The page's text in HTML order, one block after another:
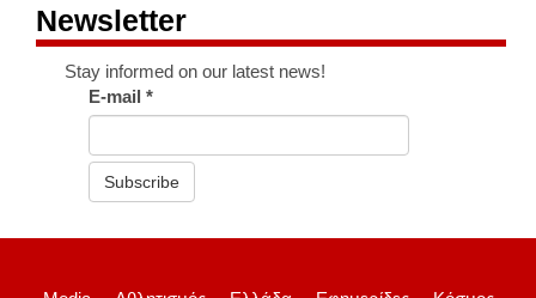
Newsletter
Stay informed on our latest news!
E-mail*
Subscribe